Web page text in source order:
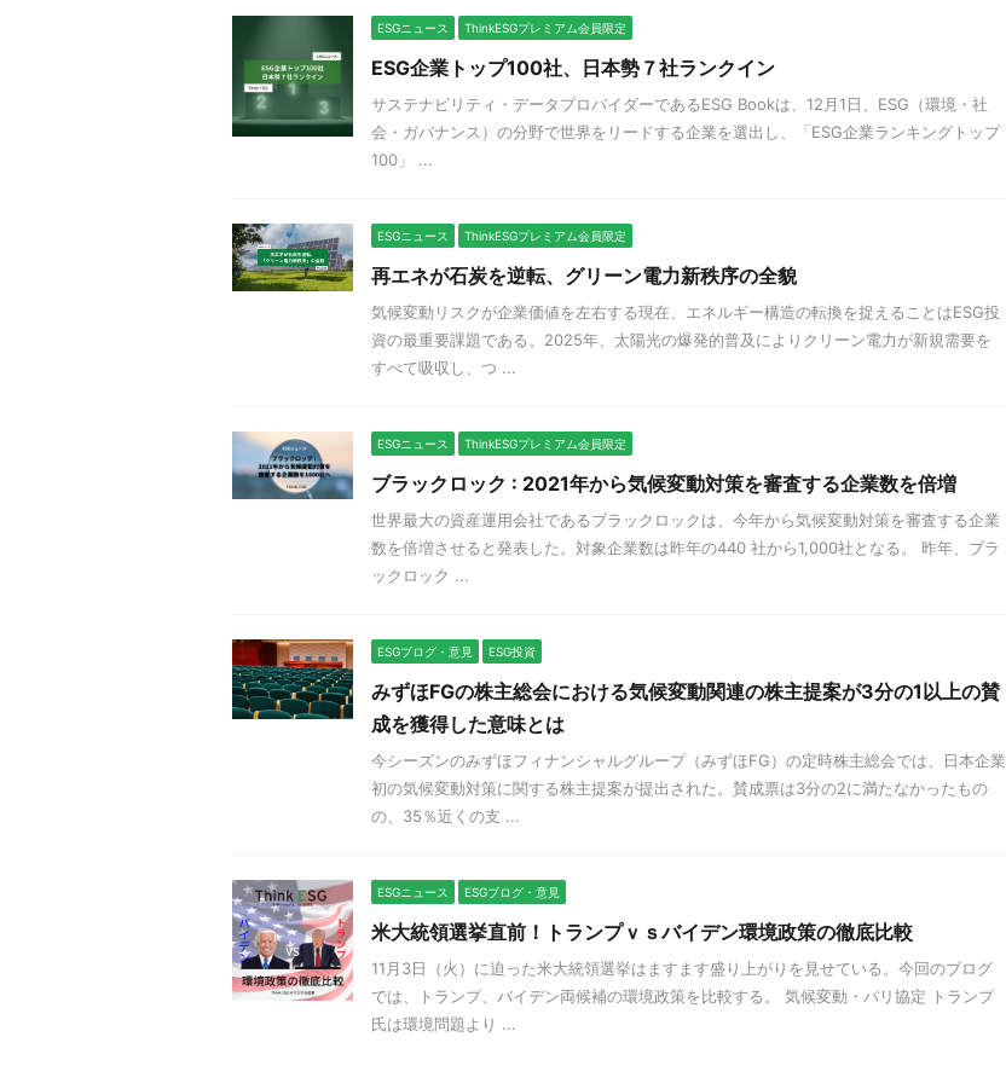
ESGニュース ThinkESGプレミアム会員限定
ESG企業トップ100社、日本勢７社ランクイン
サステナビリティ・データプロバイダーであるESG Bookは、12月1日、ESG（環境・社
会・ガバナンス）の分野で世界をリードする企業を選出し、「ESG企業ランキングトップ
100」 ...
ESGニュース ThinkESGプレミアム会員限定
再エネが石炭を逆転、グリーン電力新秩序の全貌
気候変動リスクが企業価値を左右する現在、エネルギー構造の転換を捉えることはESG投
資の最重要課題である。2025年、太陽光の爆発的普及によりクリーン電力が新規需要を
すべて吸収し、つ ...
ESGニュース ThinkESGプレミアム会員限定
ブラックロック : 2021年から気候変動対策を審査する企業数を倍増
世界最大の資産運用会社であるブラックロックは、今年から気候変動対策を審査する企業
数を倍増させると発表した。対象企業数は昨年の440 社から1,000社となる。 昨年、ブラ
ックロック ...
ESGブログ・意見 ESG投資
みずほFGの株主総会における気候変動関連の株主提案が3分の1以上の賛
成を獲得した意味とは
今シーズンのみずほフィナンシャルグループ（みずほFG）の定時株主総会では、日本企業
初の気候変動対策に関する株主提案が提出された。賛成票は3分の2に満たなかったもの
の、35％近くの支 ...
ESGニュース ESGブログ・意見
米大統領選挙直前！トランプｖｓバイデン環境政策の徹底比較
11月3日（火）に迫った米大統領選挙はますます盛り上がりを見せている。今回のブログ
では、トランプ、バイデン両候補の環境政策を比較する。 気候変動・パリ協定 トランプ
氏は環境問題より ...